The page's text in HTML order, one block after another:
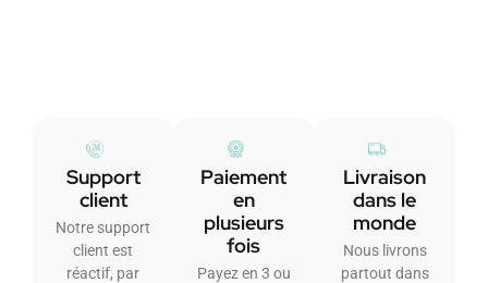
Support
client
Notre support
client est
réactif, par
Paiement
en
plusieurs
fois
Payez en 3 ou
Livraison
dans le
monde
Nous livrons
partout dans